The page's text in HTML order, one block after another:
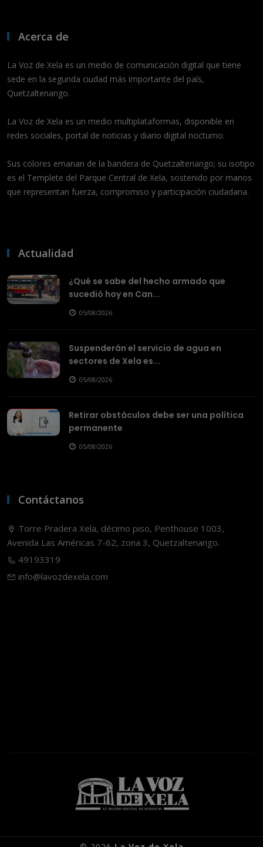
Acerca de
La Voz de Xela es un medio de comunicación digital que tiene
sede en la segunda ciudad más importante del país,
Quetzaltenango.
La Voz de Xela es un medio multiplataformas, disponible en
redes sociales, portal de noticias y diario digital nocturno.
Sus colores emanan de la bandera de Quetzaltenango; su isotipo
es el Templete del Parque Central de Xela, sostenido por manos
que representan fuerza, compromiso y participación ciudadana.
Actualidad
¿Qué se sabe del hecho armado que
sucedió hoy en Can...
05/08/2026
Suspenderán el servicio de agua en
sectores de Xela es...
05/08/2026
Retirar obstáculos debe ser una política
permanente
05/08/2026
Contáctanos
Torre Pradera Xela, décimo piso, Penthouse 1003,
Avenida Las Américas 7-62, zona 3, Quetzaltenango.
49193319
info@lavozdexela.com